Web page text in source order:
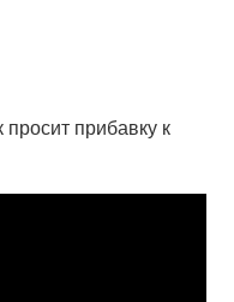
прибавку к